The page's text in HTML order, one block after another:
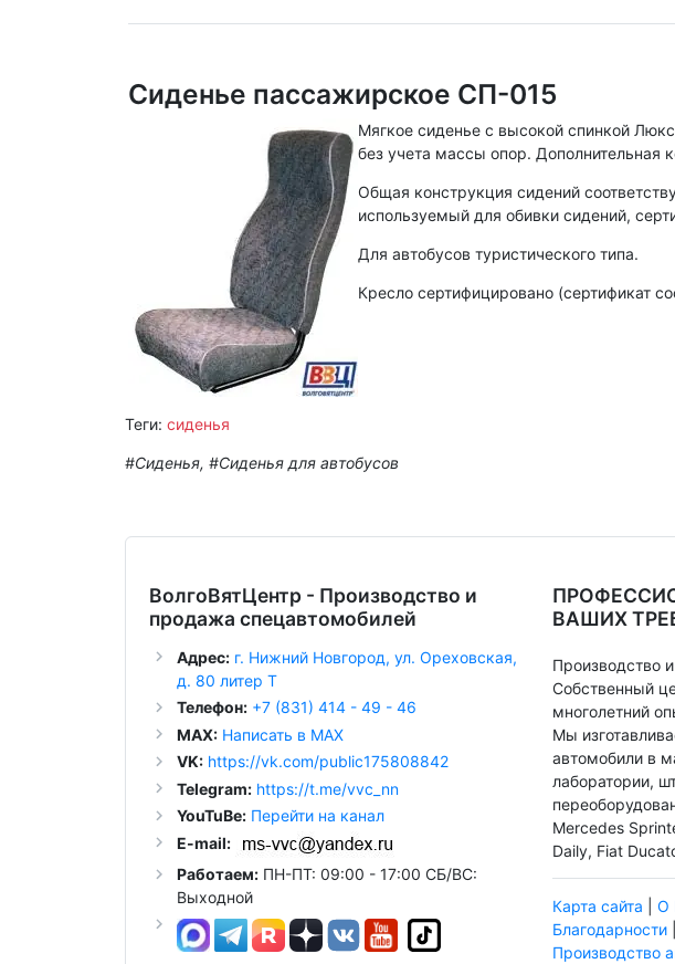
Сиденье пассажирское СП-015
Мягкое сиденье с высокой спинкой
без учета массы опор. Дополнительная
Общая конструкция сидений
используемый для обивки сидений,
Для автобусов туристического типа.
Кресло сертифицировано (сертификат
Теги: сиденья
#Сиденья, #Сиденья для автобусов
ВолгоВятЦентр - Производство и
продажа спецавтомобилей
Адрес: г. Нижний Новгород, ул. Ореховская,
д. 80 литер Т
Телефон:+7 (831) 414 - 49 - 46
MAX: Написать в MAX
VK: https://vk.com/public175808842
Telegram: https://t.me/vvc_nn
YouTuBe: Перейти на канал
E-mail:
Работаем:ПН-ПТ: 09:00 - 17:00 СБ/ВС:
Выходной
ВАШИХ
Производство
Собственный
многолетний
Мы
автомобили в
лаборатории,
Mercedes
Daily, Fiat
Карта сайта О
Благодарности|
Производство